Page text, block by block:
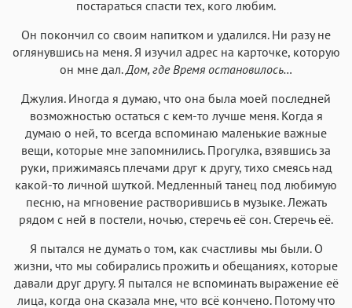
постараться спасти тех, кого любим.
Он покончил со своим напитком и удалился. Ни разу не
оглянувшись на меня. Я изучил адрес на карточке, которую
он мне дал. Дом, где Время остановилось…
Джулия. Иногда я думаю, что она была моей последней
возможностью остаться с кем-то лучше меня. Когда я
думаю о ней, то всегда вспоминаю маленькие важные
вещи, которые мне запомнились. Прогулка, взявшись за
руки, прижимаясь плечами друг к другу, тихо смеясь над
какой-то личной шуткой. Медленный танец под любимую
песню, на мгновение растворившись в музыке. Лежать
рядом с ней в постели, ночью, стеречь её сон. Стеречь её.
Я пытался не думать о том, как счастливы мы были. О
жизни, что мы собирались прожить и обещаниях, которые
давали друг другу. Я пытался не вспоминать выражение её
лица, когда она сказала мне, что всё кончено. Потому что